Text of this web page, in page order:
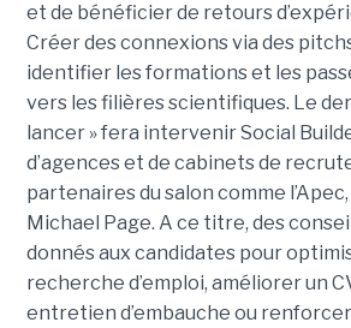
et de bénéficier de retours
Créer des connexions via des
identifier les formations et les
vers les filières scientifiques. Le
lancer » fera intervenir Social
d’agences et de cabinets de
partenaires du salon comme
Michael Page. A ce titre, des
donnés aux candidates pour
recherche d’emploi, améliorer un
entretien d’embauche ou